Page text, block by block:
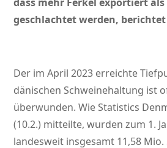
geschlachtet werden, berichtet
Der im April 2023 erreichte
dänischen Schweinehaltung ist
überwunden. Wie Statistics
(10.2.) mitteilte, wurden zum 1.
landesweit insgesamt 11,58